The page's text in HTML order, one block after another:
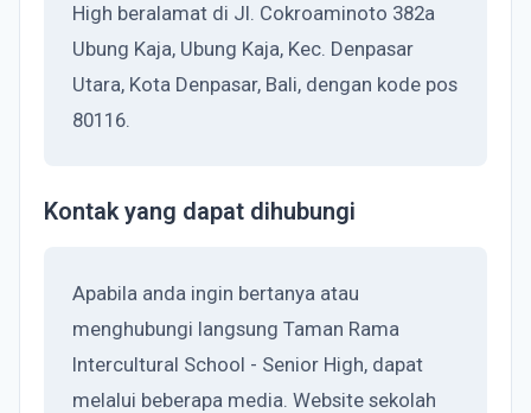
High beralamat di Jl. Cokroaminoto 382a
Ubung Kaja, Ubung Kaja, Kec. Denpasar
Utara, Kota Denpasar, Bali, dengan kode pos
80116.
Kontak yang dapat dihubungi
Apabila anda ingin bertanya atau
menghubungi langsung Taman Rama
Intercultural School - Senior High, dapat
melalui beberapa media. Website sekolah